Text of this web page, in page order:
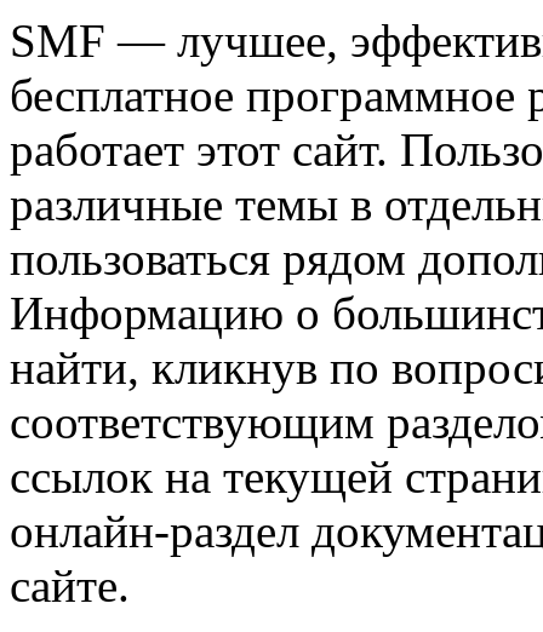
SMF — лучшее,
бесплатное программное
работает этот сайт.
различные темы в
пользоваться рядом
Информацию о
найти, кликнув по
соответствующим
ссылок на текущей
онлайн-раздел
сайте.